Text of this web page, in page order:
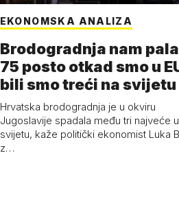
EKONOMSKA ANALIZA
Brodogradnja nam
75 posto otkad smo u
bili smo treći na svijetu
Hrvatska brodogradnja je u okviru
Jugoslavije spadala među tri najveće u
svijetu, kaže politički ekonomist Luka
z…